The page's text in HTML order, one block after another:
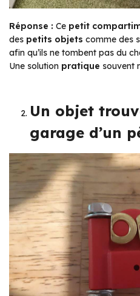
Réponse : Ce petit
des petits objets comme des
afin qu’ils ne tombent pas du
Une solution pratique souvent
Un objet
garage d’un